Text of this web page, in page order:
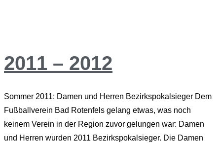
2011 – 2012
Sommer 2011: Damen und Herren Bezirkspokalsieger Dem
Fußballverein Bad Rotenfels gelang etwas, was noch
keinem Verein in der Region zuvor gelungen war: Damen
und Herren wurden 2011 Bezirkspokalsieger. Die Damen